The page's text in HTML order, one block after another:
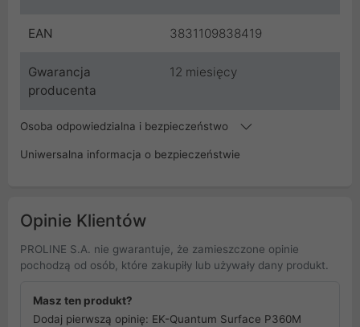
EAN 3831109838419
Gwarancja
producenta
12 miesięcy
Osoba odpowiedzialna i bezpieczeństwo
Uniwersalna informacja o bezpieczeństwie
Opinie Klientów
PROLINE S.A. nie gwarantuje, że zamieszczone opinie
pochodzą od osób, które zakupiły lub używały dany produkt.
Masz ten produkt?
Dodaj pierwszą opinię: EK-Quantum Surface P360M